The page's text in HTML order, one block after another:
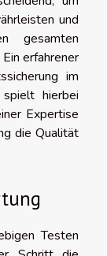
und
gesamten
erfahrener
im
hierbei
Expertise
die Qualität
Testen